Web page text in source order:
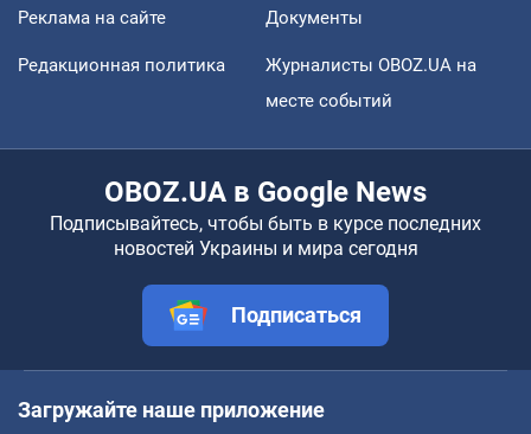
Реклама на сайте Документы
Редакционная политика
Журналисты OBOZ.UA на
месте событий
OBOZ.UA в Google News
Подписывайтесь, чтобы быть в курсе последних
новостей Украины и мира сегодня
Подписаться
Загружайте наше приложение